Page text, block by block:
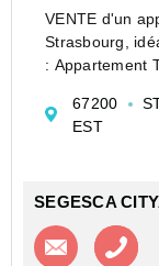
VENTE d'un
Strasbourg,
: Appartement
recherché, cet
67200
EST
SEGESCA